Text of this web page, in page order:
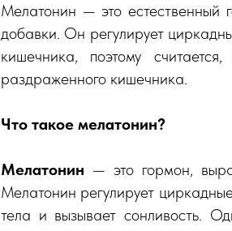
Мелатонин — это естественный
добавки. Он регулирует
кишечника, поэтому
раздраженного кишечника.
Что такое мелатонин?
Мелатонин — это гормон,
Мелатонин регулирует
тела и вызывает сонливость.